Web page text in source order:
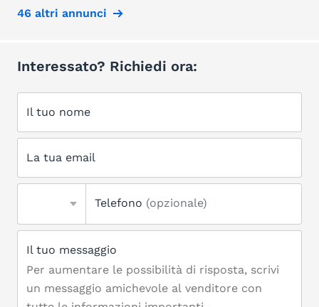
46 altri annunci
Interessato? Richiedi ora:
Il tuo nome
La tua email
Telefono (opzionale)
Il tuo messaggio